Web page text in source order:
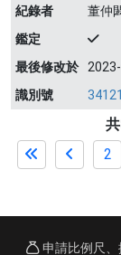
紀錄者
董仲
鑑定
最後修改於
識別號
2
申請比例尺、